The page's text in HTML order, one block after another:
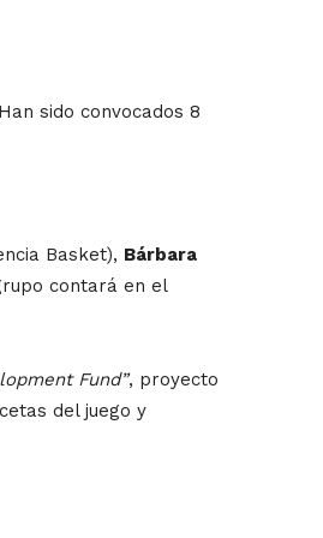
sido convocados 8
Basket), Bárbara
contará en el
Fund”, proyecto
del juego y